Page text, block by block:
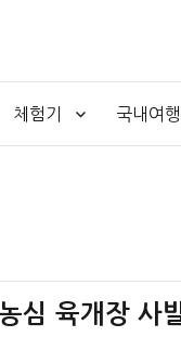
체험기 국내여행
심 육개장 사